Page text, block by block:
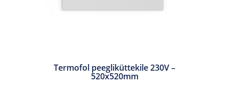
Termofol peegliküttekile 230V –
520x520mm